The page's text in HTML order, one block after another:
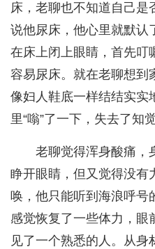
床，老聊也不知道自己是
说他尿床，他心里就默认
在床上闭上眼睛，首先叮
容易尿床。就在老聊想到
像妇人鞋底一样结结实实
里“嗡”了一下，失去了知觉
老聊觉得浑身酸痛，
睁开眼睛，但又觉得没有
唤，他只能听到海浪呼号
感觉恢复了一些体力，眼
见了一个熟悉的人。从身